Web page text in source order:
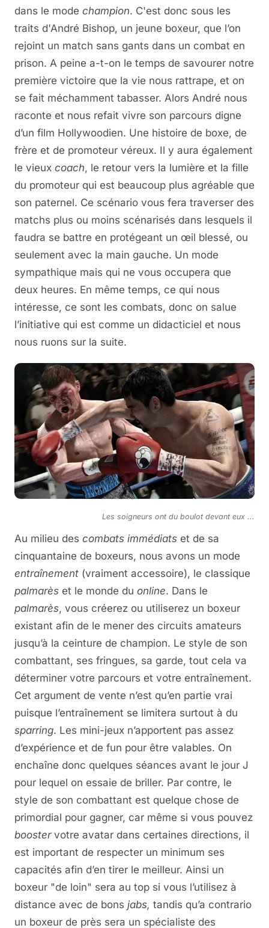
dans le mode champion. C'est donc sous les
traits d'André Bishop, un jeune boxeur, que l’on
rejoint un match sans gants dans un combat en
prison. A peine a-t-on le temps de savourer notre
première victoire que la vie nous rattrape, et on
se fait méchamment tabasser. Alors André nous
raconte et nous refait vivre son parcours digne
d’un film Hollywoodien. Une histoire de boxe, de
frère et de promoteur véreux. Il y aura également
le vieux coach, le retour vers la lumière et la fille
du promoteur qui est beaucoup plus agréable que
son paternel. Ce scénario vous fera traverser des
matchs plus ou moins scénarisés dans lesquels il
faudra se battre en protégeant un œil blessé, ou
seulement avec la main gauche. Un mode
sympathique mais qui ne vous occupera que
deux heures. En même temps, ce qui nous
intéresse, ce sont les combats, donc on salue
l’initiative qui est comme un didacticiel et nous
nous ruons sur la suite.
Les soigneurs ont du boulot devant eux ...
Au milieu des combats immédiats et de sa
cinquantaine de boxeurs, nous avons un mode
entraînement (vraiment accessoire), le classique
palmarès et le monde du online. Dans le
palmarès, vous créerez ou utiliserez un boxeur
existant afin de le mener des circuits amateurs
jusqu’à la ceinture de champion. Le style de son
combattant, ses fringues, sa garde, tout cela va
déterminer votre parcours et votre entraînement.
Cet argument de vente n’est qu’en partie vrai
puisque l’entraînement se limitera surtout à du
sparring. Les mini-jeux n’apportent pas assez
d’expérience et de fun pour être valables. On
enchaîne donc quelques séances avant le jour J
pour lequel on essaie de briller. Par contre, le
style de son combattant est quelque chose de
primordial pour gagner, car même si vous pouvez
boostervotre avatar dans certaines directions, il
est important de respecter un minimum ses
capacités afin d’en tirer le meilleur. Ainsi un
boxeur "de loin" sera au top si vous l’utilisez à
distance avec de bons jabs, tandis qu’a contrario
un boxeur de près sera un spécialiste des